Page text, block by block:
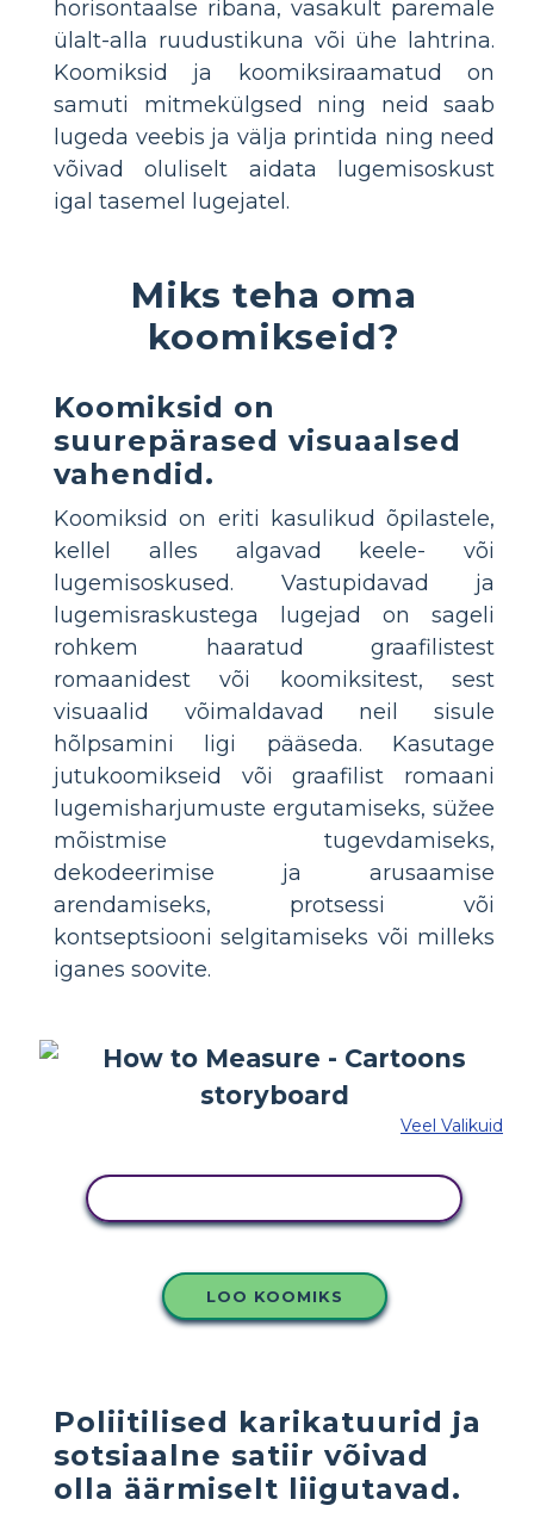
horisontaalse ribana, vasakult paremale
ülalt-alla ruudustikuna või ühe lahtrina.
Koomiksid ja koomiksiraamatud on
samuti mitmekülgsed ning neid saab
lugeda veebis ja välja printida ning need
võivad oluliselt aidata lugemisoskust
igal tasemel lugejatel.
Miks teha oma
koomikseid?
Koomiksid on
suurepärased visuaalsed
vahendid.
Koomiksid on eriti kasulikud õpilastele,
kellel alles algavad keele- või
lugemisoskused. Vastupidavad ja
lugemisraskustega lugejad on sageli
rohkem haaratud graafilistest
romaanidest või koomiksitest, sest
visuaalid võimaldavad neil sisule
hõlpsamini ligi pääseda. Kasutage
jutukoomikseid või graafilist romaani
lugemisharjumuste ergutamiseks, süžee
mõistmise tugevdamiseks,
dekodeerimise ja arusaamise
arendamiseks, protsessi või
kontseptsiooni selgitamiseks või milleks
iganes soovite.
Veel Valikuid
LOO KOOMIKS
Poliitilised karikatuurid ja
sotsiaalne satiir võivad
olla äärmiselt liigutavad.